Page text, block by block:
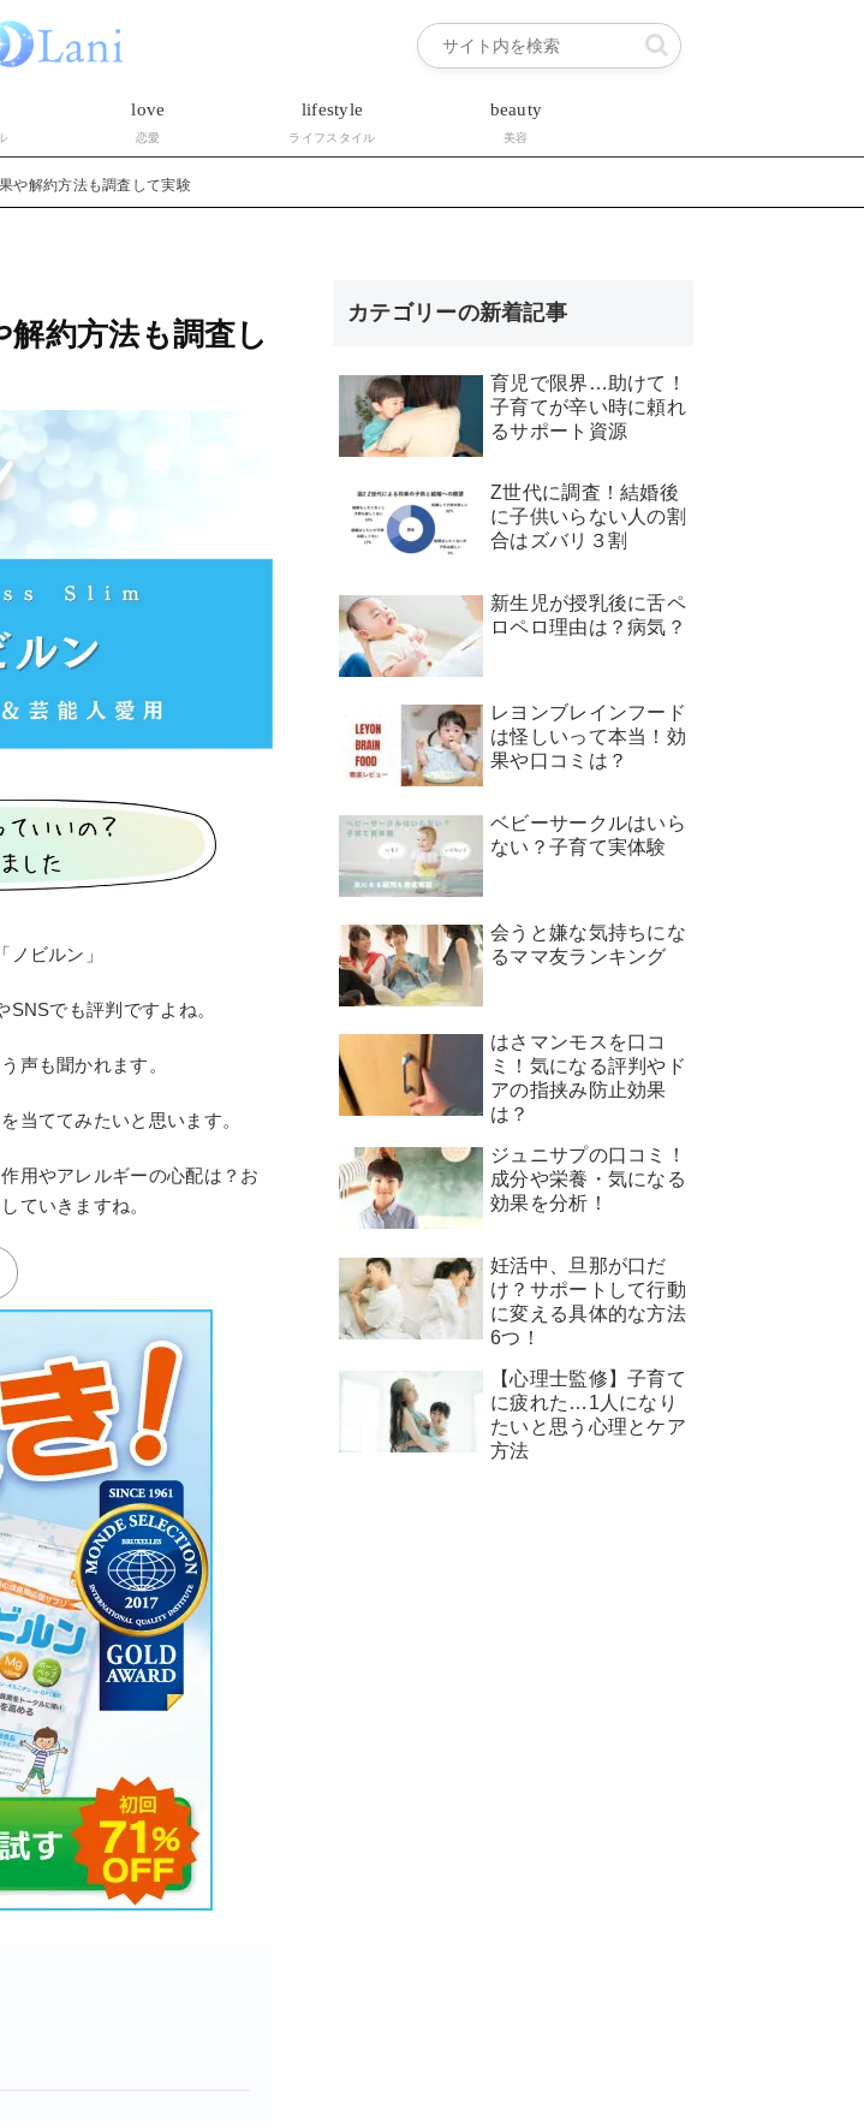
love
恋愛
lifestyle
ライフスタイル
beauty
美容
や解約方法も調査して実験
約方法も調査し
ビルン」
でも評判ですよね。
声も聞かれます。
当ててみたいと思います。
用やアレルギーの心配は？お
ていきますね。
カテゴリーの新着記事
育児で限界…助けて！
子育てが辛い時に頼れ
るサポート資源
Z世代に調査！結婚後
に子供いらない人の割
合はズバリ３割
新生児が授乳後に舌ペ
ロペロ理由は？病気？
レヨンブレインフード
は怪しいって本当！効
果や口コミは？
ベビーサークルはいら
ない？子育て実体験
会うと嫌な気持ちにな
るママ友ランキング
はさマンモスを口コ
ミ！気になる評判やド
アの指挟み防止効果
は？
ジュニサプの口コミ！
成分や栄養・気になる
効果を分析！
妊活中、旦那が口だ
け？サポートして行動
に変える具体的な方法
6つ！
【心理士監修】子育て
に疲れた…1人になり
たいと思う心理とケア
方法